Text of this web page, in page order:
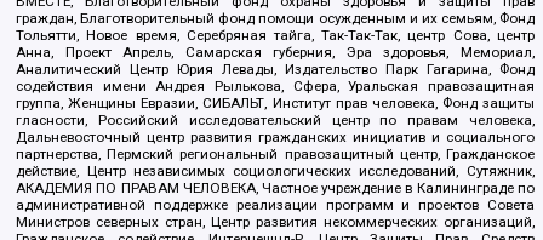
граждан, Благотворительный фонд помощи осужденным и их семьям, Фонд
Тольятти, Новое время, Серебряная тайга, Так-Так-Так, центр Сова, центр
Анна, Проект Апрель, Самарская губерния, Эра здоровья, Мемориал,
Аналитический Центр Юрия Левады, Издательство Парк Гагарина, Фонд
содействия имени Андрея Рылькова, Сфера, Уральская правозащитная
группа, Женщины Евразии, СИБАЛЬТ, Институт прав человека, Фонд защиты
гласности, Российский исследовательский центр по правам человека,
Дальневосточный центр развития гражданских инициатив и социального
партнерства, Пермский региональный правозащитный центр, Гражданское
действие, Центр независимых социологических исследований, Сутяжник,
АКАДЕМИЯ ПО ПРАВАМ ЧЕЛОВЕКА, Частное учреждение в Калининграде по
административной поддержке реализации программ и проектов Совета
Министров северных стран, Центр развития некоммерческих организаций,